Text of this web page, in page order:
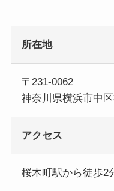
所在地
〒231-0062
神奈川県横浜市中
アクセス
桜木町駅から徒歩2